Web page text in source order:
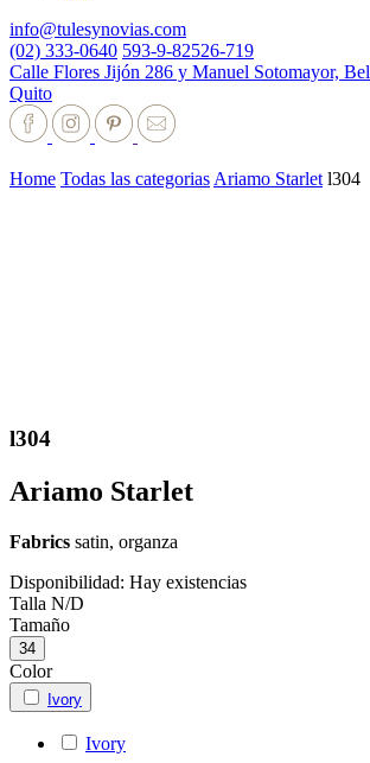
info@tulesynovias.com
(02) 333-0640 593-9-82526-719
Calle Flores Jijón 286 y Manuel Sotomayor,
Quito
Home Todas las categorias Ariamo Starlet l304
l304
Ariamo Starlet
Fabrics satin, organza
Disponibilidad: Hay existencias
Talla N/D
Tamaño
34
Color
Ivory
Ivory